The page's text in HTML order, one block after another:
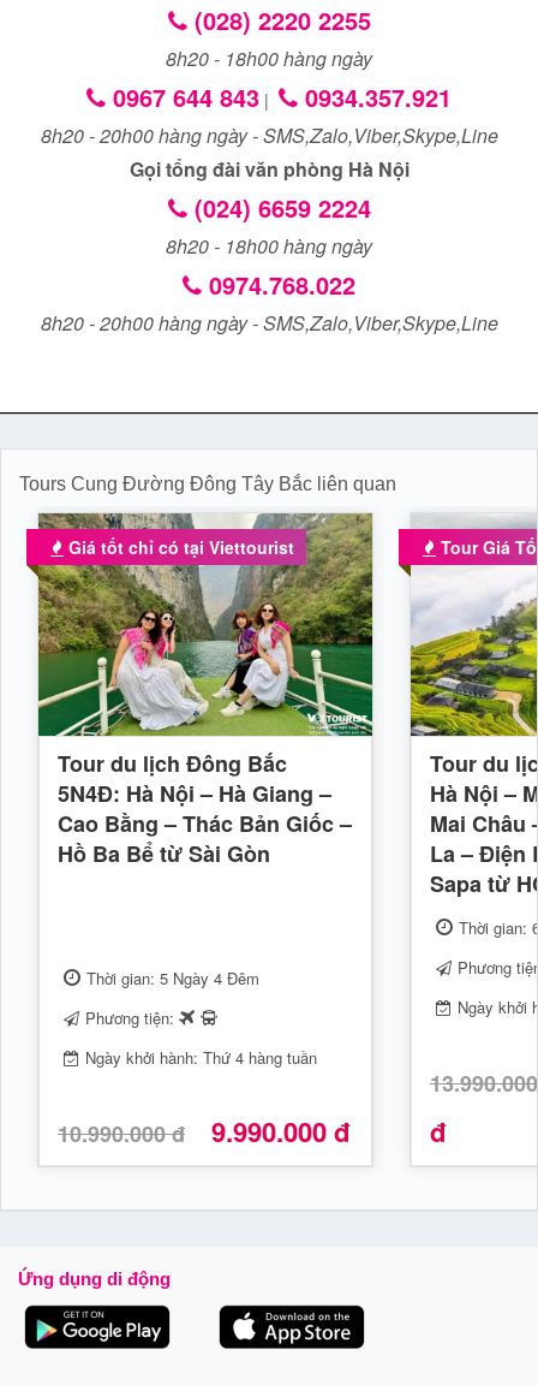
(028) 2220 2255
8h20 - 18h00 hàng ngày
0967 644 843 | 0934.357.921
8h20 - 20h00 hàng ngày - SMS,Zalo,Viber,Skype,Line
Gọi tổng đài văn phòng Hà Nội
(024) 6659 2224
8h20 - 18h00 hàng ngày
0974.768.022
8h20 - 20h00 hàng ngày - SMS,Zalo,Viber,Skype,Line
Tours Cung Đường Đông Tây Bắc liên quan
Giá tốt chỉ có tại Viettourist
Tour du lịch Đông Bắc
5N4Đ: Hà Nội – Hà Giang –
Cao Bằng – Thác Bản Giốc –
Hồ Ba Bể từ Sài Gòn
Thời gian: 5 Ngày 4 Đêm
Phương tiện:
Ngày khởi hành: Thứ 4 hàng tuần
10.990.000 đ 9.990.000 đ
Tour Giá
Tour du
Hà Nội –
Mai Châu
La – Điện
Sapa từ
Thời gian:
Phương
Ngày khởi
đ
Ứng dụng di động